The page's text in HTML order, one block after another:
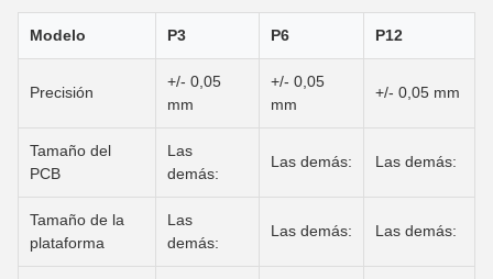
Modelo P3 P6 P12
Precisión
+/- 0,05
mm
+/- 0,05
mm
+/- 0,05 mm
Tamaño del
PCB
Las
demás:
Las demás: Las demás:
Tamaño de la
plataforma
Las
demás:
Las demás: Las demás: